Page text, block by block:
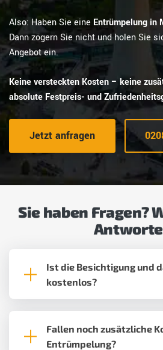
Also: Haben Sie eine Entrümpelung in
Dann zögern Sie nicht und holen Sie
Angebot ein.
Keine versteckten Kosten – keine
absolute Festpreis- und
Jetzt anfragen
Sie haben Fragen?
Ist die Besichtigung und
kostenlos?
Fallen noch zusätzliche
Entrümpelung?